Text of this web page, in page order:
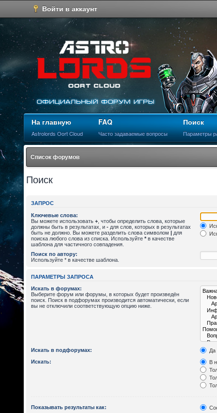
Войти в аккаунт
На главную
Astrolords Oort Cloud
FAQ
Часто задаваемые вопросы
Поиск
Параметры
Список форумов
Поиск
ЗАПРОС
Ключевые слова:
Вы можете использовать + , чтобы определить слова, которые
должны быть в результатах, и - для слов, которых в результатах
быть не должно. Вы можете разделить слова символом | для
поиска любого слова из списка. Используйте * в качестве
шаблона для частичного совпадения.
Поиск по автору:
Используйте * в качестве шаблона.
ПАРАМЕТРЫ ЗАПРОСА
Искать в форумах:
Выберите форум или форумы, в которых будет произведён
поиск. Поиск в подфорумах производится автоматически, если
вы не отключили соответствующую опцию ниже.
Искать в подфорумах:
Да
Искать:
В
Показывать результаты как: